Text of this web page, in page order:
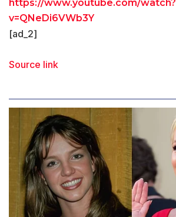
https://www.youtube.com/watch?
v=QNeDi6VWb3Y
[ad_2]
Source link